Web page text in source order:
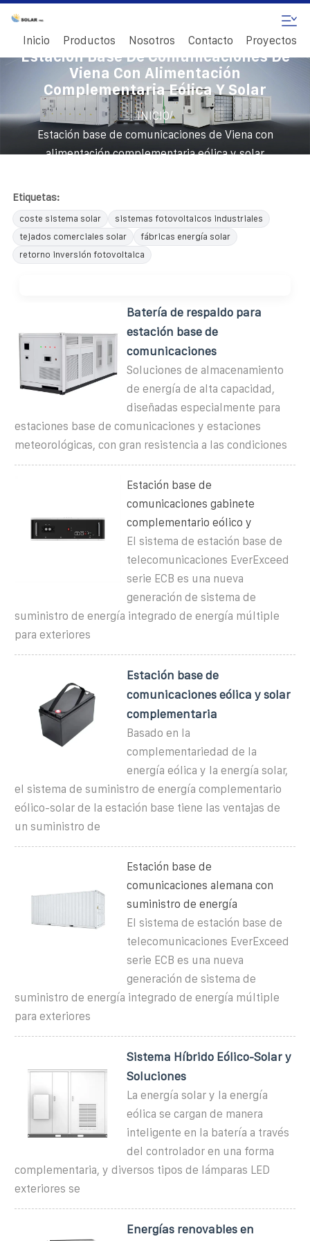
Inicio Productos Nosotros Contacto Proyectos
Estación Base De Comunicaciones De
Viena Con Alimentación
Complementaria Eólica Y Solar
INICIO/
Estación base de comunicaciones de Viena con
alimentación complementaria eólica y solar
Etiquetas:
coste sistema solar
sistemas fotovoltaicos industriales
tejados comerciales solar
fábricas energía solar
retorno inversión fotovoltaica
Batería de respaldo para
estación base de
comunicaciones
Soluciones de almacenamiento
de energía de alta capacidad,
diseñadas especialmente para
estaciones base de comunicaciones y estaciones
meteorológicas, con gran resistencia a las condiciones
Estación base de
comunicaciones gabinete
complementario eólico y
El sistema de estación base de
telecomunicaciones EverExceed
serie ECB es una nueva
generación de sistema de
suministro de energía integrado de energía múltiple
para exteriores
Estación base de
comunicaciones eólica y solar
complementaria
Basado en la
complementariedad de la
energía eólica y la energía solar,
el sistema de suministro de energía complementario
eólico-solar de la estación base tiene las ventajas de
un suministro de
Estación base de
comunicaciones alemana con
suministro de energía
El sistema de estación base de
telecomunicaciones EverExceed
serie ECB es una nueva
generación de sistema de
suministro de energía integrado de energía múltiple
para exteriores
Sistema Híbrido Eólico-Solar y
Soluciones
La energía solar y la energía
eólica se cargan de manera
inteligente en la batería a través
del controlador en una forma
complementaria, y diversos tipos de lámparas LED
exteriores se
Energías renovables en